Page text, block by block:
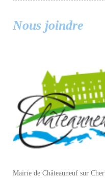
Nous joindre
Mairie de Châteauneuf sur Cher